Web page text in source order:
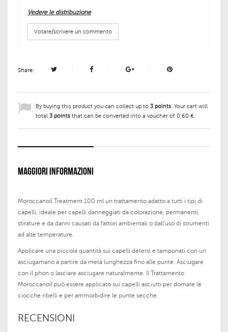
Vedere le distribuzione
Votare/scrivere un commento
Share:
By buying this product you can collect up to 3 points. Your cart will
total 3 points that can be converted into a voucher of 0,60 €.
MAGGIORI INFORMAZIONI
Moroccanoil Treatment 100 ml un trattamento adatto a tutti i tipi di
capelli, ideale per capelli danneggiati da colorazione, permanenti,
stirature e da danni causati da fattori ambientali o dall'uso di strumenti
ad alte temperature.
Applicare una piccola quantità sui capelli detersi e tamponati con un
asciugamano a partire da metà lunghezza fino alle punte. Asciugare
con il phon o lasciare asciugare naturalmente. Il Trattamento
Moroccanoil può essere applicato sui capelli asciutti per domare le
ciocche ribelli e per ammorbidire le punte secche.
RECENSIONI